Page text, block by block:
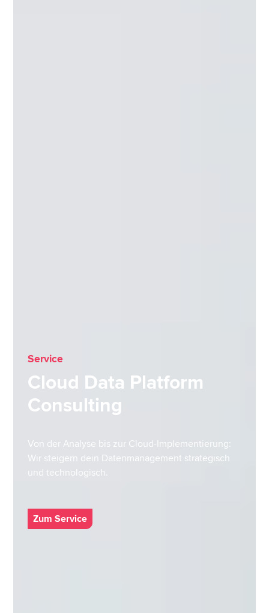
Service
Cloud Data Platform
Consulting
Von der Analyse bis zur Cloud-Implementierung:
Wir steigern dein Datenmanagement strategisch
und technologisch.
Zum Service